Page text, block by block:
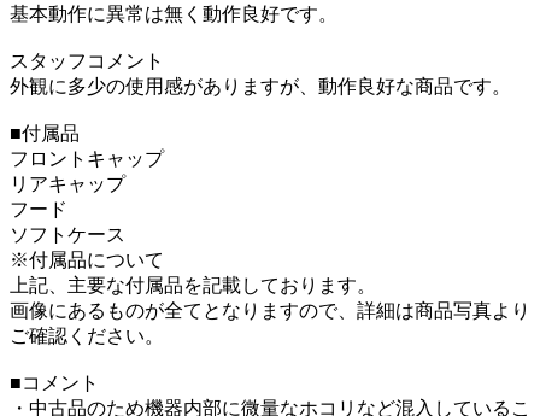
基本動作に異常は無く動作良好です。
スタッフコメント
外観に多少の使用感がありますが、動作良好な商品です。
■付属品
フロントキャップ
リアキャップ
フード
ソフトケース
※付属品について
上記、主要な付属品を記載しております。
画像にあるものが全てとなりますので、詳細は商品写真より
ご確認ください。
■コメント
・中古品のため機器内部に微量なホコリなど混入しているこ